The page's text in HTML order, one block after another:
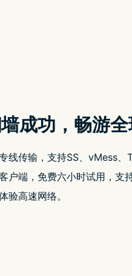
Recent
加密
应用与场景
隐